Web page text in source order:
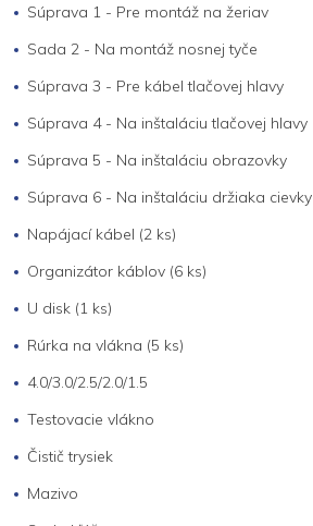
Súprava 1 - Pre montáž na žeriav
Sada 2 - Na montáž nosnej tyče
Súprava 3 - Pre kábel tlačovej hlavy
Súprava 4 - Na inštaláciu tlačovej hlavy
Súprava 5 - Na inštaláciu obrazovky
Súprava 6 - Na inštaláciu držiaka cievky
Napájací kábel (2 ks)
Organizátor káblov (6 ks)
U disk (1 ks)
Rúrka na vlákna (5 ks)
4.0/3.0/2.5/2.0/1.5
Testovacie vlákno
Čistič trysiek
Mazivo